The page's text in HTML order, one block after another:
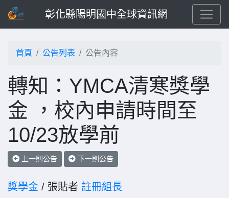
彰化縣陽明國中全球資訊網
首頁 公告列表 公告內容
轉知：YMCA清寒獎學
金 ，校內申請時間至
10/23放學前
上一則公告 下一則公告
獎學金 / 張貼者 註冊組長